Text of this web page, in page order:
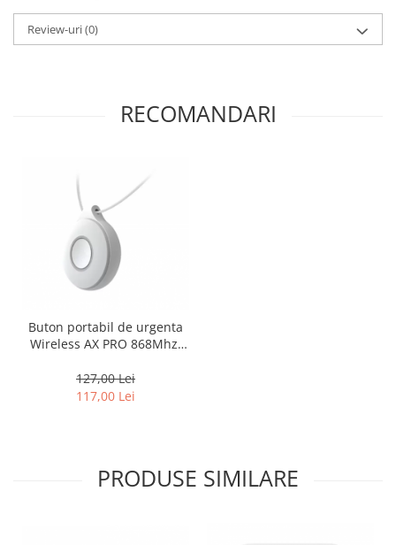
Review-uri(0)
RECOMANDARI
Buton portabil de urgenta
Wireless AX PRO 868Mhz,
PDEBP1-EG2-WE
127,00 Lei
117,00 Lei
PRODUSE SIMILARE